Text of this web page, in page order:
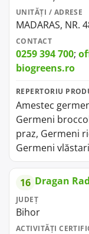
UNITĂȚI / ADRESE
MADARAS, NR.
CONTACT
0259 394 700;
biogreens.ro
REPERTORIU
Amestec
Germeni
praz, Germeni
Germeni
16 Dragan
JUDEȚ
Bihor
ACTIVITĂȚI